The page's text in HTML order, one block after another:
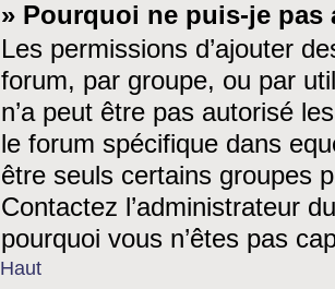
» Pourquoi ne puis-je
Les permissions d’ajouter
forum, par groupe, ou par
n’a peut être pas autorisé
le forum spécifique dans
être seuls certains groupes
Contactez l’administrateur
pourquoi vous n’êtes pas
Haut